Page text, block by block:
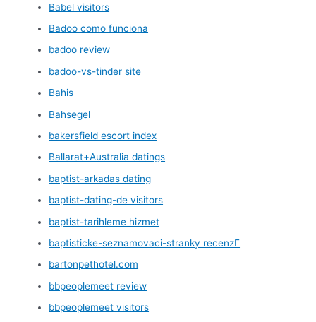
Babel visitors
Badoo como funciona
badoo review
badoo-vs-tinder site
Bahis
Bahsegel
bakersfield escort index
Ballarat+Australia datings
baptist-arkadas dating
baptist-dating-de visitors
baptist-tarihleme hizmet
baptisticke-seznamovaci-stranky recenzГ­
bartonpethotel.com
bbpeoplemeet review
bbpeoplemeet visitors